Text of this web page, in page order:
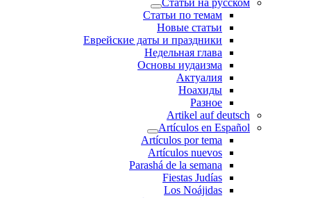
Статьи на русском
Статьи по темам
Новые статьи
Еврейские даты и праздники
Недельная глава
Основы иудаизма
Актуалия
Ноахиды
Разное
Artikel auf deutsch
Artículos en Español
Artículos por tema
Artículos nuevos
Parashá de la semana
Fiestas Judías
Los Noájidas